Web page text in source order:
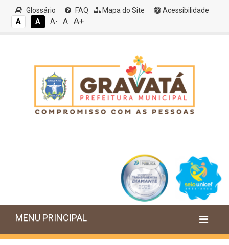
Glossário FAQ Mapa do Site
Acessibilidade
A
A A- A A+
MENU PRINCIPAL